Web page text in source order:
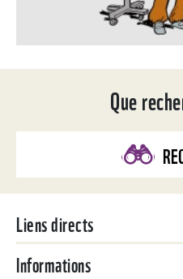
Que
Liens directs
Informations